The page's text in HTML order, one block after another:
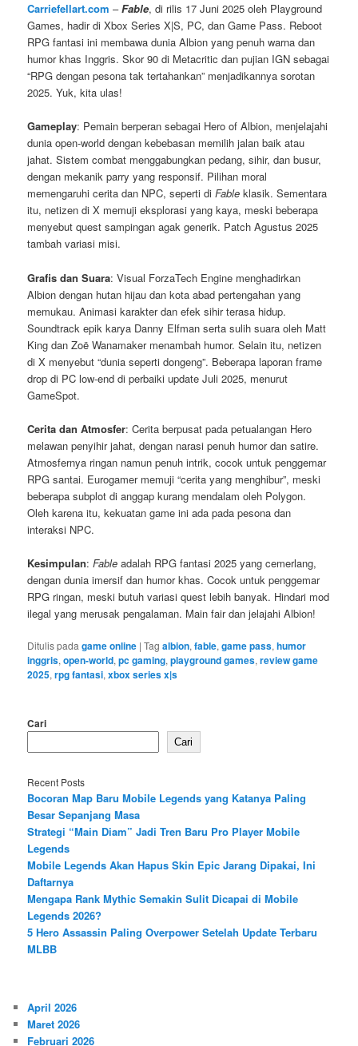
Carriefellart.com –Fable, di rilis 17 Juni 2025 oleh Playground
Games, hadir di Xbox Series X|S, PC, dan Game Pass. Reboot
RPG fantasi ini membawa dunia Albion yang penuh warna dan
humor khas Inggris. Skor 90 di Metacritic dan pujian IGN sebagai
“RPG dengan pesona tak tertahankan” menjadikannya sorotan
2025. Yuk, kita ulas!
Gameplay: Pemain berperan sebagai Hero of Albion, menjelajahi
dunia open-world dengan kebebasan memilih jalan baik atau
jahat. Sistem combat menggabungkan pedang, sihir, dan busur,
dengan mekanik parry yang responsif. Pilihan moral
memengaruhi cerita dan NPC, seperti diFable klasik. Sementara
itu, netizen di X memuji eksplorasi yang kaya, meski beberapa
menyebut quest sampingan agak generik. Patch Agustus 2025
tambah variasi misi.
Grafis dan Suara: Visual ForzaTech Engine menghadirkan
Albion dengan hutan hijau dan kota abad pertengahan yang
memukau. Animasi karakter dan efek sihir terasa hidup.
Soundtrack epik karya Danny Elfman serta sulih suara oleh Matt
King dan Zoë Wanamaker menambah humor. Selain itu, netizen
di X menyebut “dunia seperti dongeng”. Beberapa laporan frame
drop di PC low-end di perbaiki update Juli 2025, menurut
GameSpot.
Cerita dan Atmosfer: Cerita berpusat pada petualangan Hero
melawan penyihir jahat, dengan narasi penuh humor dan satire.
Atmosfernya ringan namun penuh intrik, cocok untuk penggemar
RPG santai. Eurogamer memuji “cerita yang menghibur”, meski
beberapa subplot di anggap kurang mendalam oleh Polygon.
Oleh karena itu, kekuatan game ini ada pada pesona dan
interaksi NPC.
Kesimpulan:Fable adalah RPG fantasi 2025 yang cemerlang,
dengan dunia imersif dan humor khas. Cocok untuk penggemar
RPG ringan, meski butuh variasi quest lebih banyak. Hindari mod
ilegal yang merusak pengalaman. Main fair dan jelajahi Albion!
Ditulis pada game online |Tag albion,fable,game pass,humor
inggris,open-world,pc gaming,playground games,review game
2025,rpg fantasi,xbox series x|s
Cari
Cari
Recent Posts
Bocoran Map Baru Mobile Legends yang Katanya Paling
Besar Sepanjang Masa
Strategi “Main Diam” Jadi Tren Baru Pro Player Mobile
Legends
Mobile Legends Akan Hapus Skin Epic Jarang Dipakai, Ini
Daftarnya
Mengapa Rank Mythic Semakin Sulit Dicapai di Mobile
Legends 2026?
5 Hero Assassin Paling Overpower Setelah Update Terbaru
MLBB
April 2026
Maret 2026
Februari 2026